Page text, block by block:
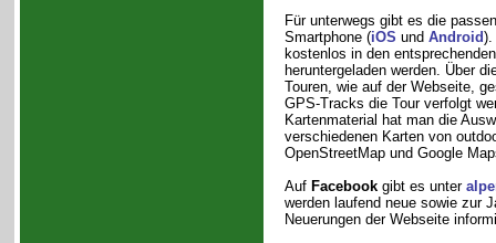
Für unterwegs gibt es die
Smartphone (iOS und Android).
kostenlos in den
heruntergeladen werden. Über
Touren, wie auf der Webseite,
GPS-Tracks die Tour verfolgt
Kartenmaterial hat man die
verschiedenen Karten von
OpenStreetMap und Google
Auf Facebookgibt es unter
werden laufend neue sowie zur
Neuerungen der Webseite